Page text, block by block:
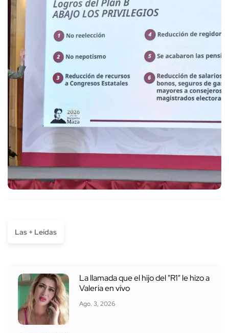
Las + Leídas
La llamada que el hijo del "R1" le hizo a
Valeria en vivo
Ago. 3, 2026